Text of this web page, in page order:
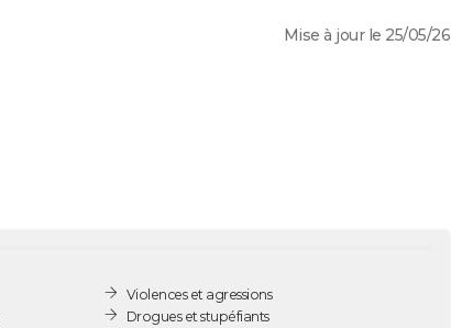
Mise à jour le 25/05/26
Violences et agressions
Drogues et stupéfiants